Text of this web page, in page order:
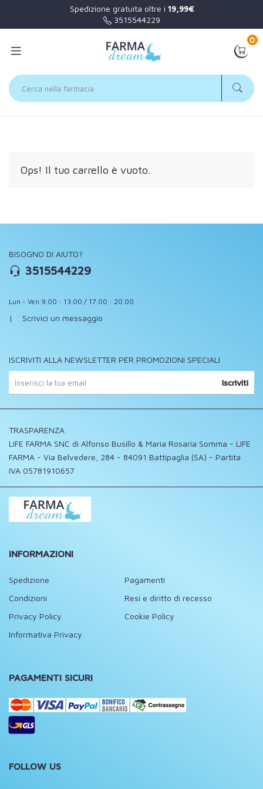
Spedizione gratuita oltre i 19,99€
3515544229
0
Ops! Il tuo carrello è vuoto.
BISOGNO DI AIUTO?
3515544229
Lun - Ven 9.00 : 13.00 / 17.00 : 20.00
| Scrivici un messaggio
ISCRIVITI ALLA NEWSLETTER PER PROMOZIONI SPECIALI
Iscriviti
TRASPARENZA
LIFE FARMA SNC di Alfonso Busillo & Maria Rosaria Somma - LIFE
FARMA - Via Belvedere, 284 - 84091 Battipaglia (SA) - Partita
IVA 05781910657
INFORMAZIONI
Spedizione
Pagamenti
Condizioni
Resi e diritto di recesso
Privacy Policy
Cookie Policy
Informativa Privacy
PAGAMENTI SICURI
FOLLOW US